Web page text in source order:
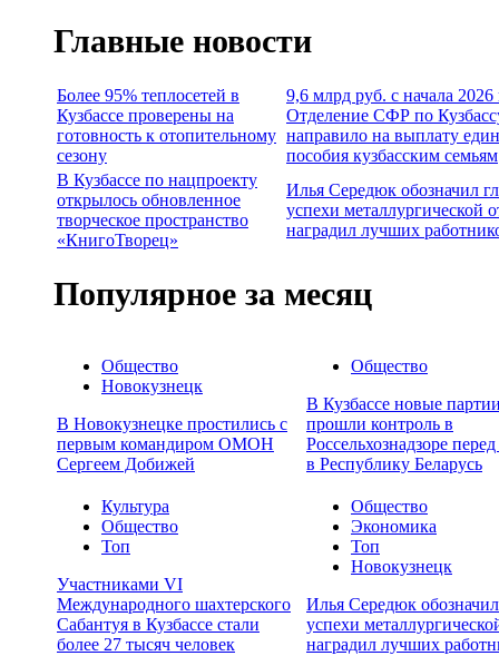
Главные новости
Более 95% теплосетей в
Кузбассе проверены на
готовность к отопительному
сезону
9,6 млрд руб. с начала 2026
Отделение СФР по
направило на выплату
пособия кузбасским семьям
В Кузбассе по нацпроекту
открылось обновленное
творческое пространство
«КнигоТворец»
Илья Середюк обозначил
успехи металлургической
наградил лучших
Популярное за месяц
Общество
Новокузнецк
В Новокузнецке простились с
первым командиром ОМОН
Сергеем Добижей
Общество
В Кузбассе новые
прошли контроль в
Россельхознадзоре
в Республику Беларусь
Культура
Общество
Топ
Участниками VI
Международного шахтерского
Сабантуя в Кузбассе стали
более 27 тысяч человек
Общество
Экономика
Топ
Новокузнецк
Илья Середюк
успехи
наградил лучших